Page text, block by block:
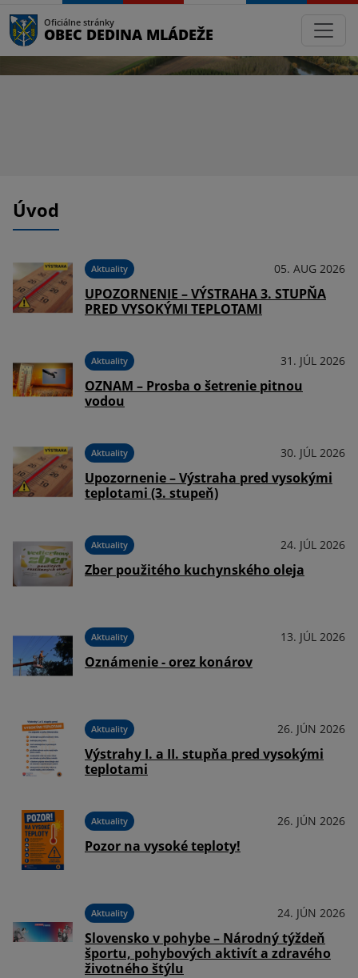
Oficiálne stránky
OBEC DEDINA MLÁDEŽE
Úvod
Aktuality 05. AUG 2026
UPOZORNENIE – VÝSTRAHA 3. STUPŇA
PRED VYSOKÝMI TEPLOTAMI
Aktuality 31. JÚL 2026
OZNAM – Prosba o šetrenie pitnou
vodou
Aktuality 30. JÚL 2026
Upozornenie – Výstraha pred vysokými
teplotami (3. stupeň)
Aktuality 24. JÚL 2026
Zber použitého kuchynského oleja
Aktuality 13. JÚL 2026
Oznámenie - orez konárov
Aktuality 26. JÚN 2026
Výstrahy I. a II. stupňa pred vysokými
teplotami
Aktuality 26. JÚN 2026
Pozor na vysoké teploty!
Aktuality 24. JÚN 2026
Slovensko v pohybe – Národný týždeň
športu, pohybových aktivít a zdravého
životného štýlu